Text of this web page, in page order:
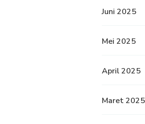
Juni 2025
Mei 2025
April 2025
Maret 2025